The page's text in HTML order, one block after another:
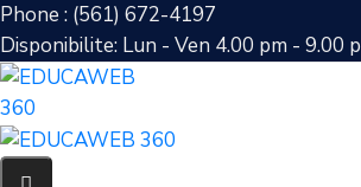
Phone : (561) 672-4197
Disponibilite: Lun - Ven 4.00 pm - 9.00